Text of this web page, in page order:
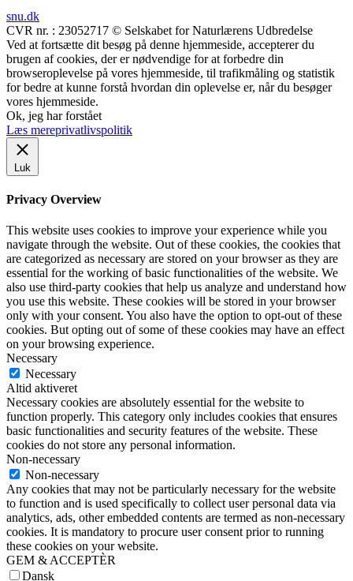
snu.dk
CVR nr. : 23052717 © Selskabet for Naturlærens Udbredelse
Ved at fortsætte dit besøg på denne hjemmeside, accepterer du
brugen af cookies, der er nødvendige for at forbedre din
browseroplevelse på vores hjemmeside, til trafikmåling og statistik
for bedre at kunne forstå hvordan din oplevelse er, når du besøger
vores hjemmeside.
Ok, jeg har forstået
Læs mereprivatlivspolitik
Luk
Privacy Overview
This website uses cookies to improve your experience while you
navigate through the website. Out of these cookies, the cookies that
are categorized as necessary are stored on your browser as they are
essential for the working of basic functionalities of the website. We
also use third-party cookies that help us analyze and understand how
you use this website. These cookies will be stored in your browser
only with your consent. You also have the option to opt-out of these
cookies. But opting out of some of these cookies may have an effect
on your browsing experience.
Necessary
Necessary
Altid aktiveret
Necessary cookies are absolutely essential for the website to
function properly. This category only includes cookies that ensures
basic functionalities and security features of the website. These
cookies do not store any personal information.
Non-necessary
Non-necessary
Any cookies that may not be particularly necessary for the website
to function and is used specifically to collect user personal data via
analytics, ads, other embedded contents are termed as non-necessary
cookies. It is mandatory to procure user consent prior to running
these cookies on your website.
GEM & ACCEPTÈR
Dansk